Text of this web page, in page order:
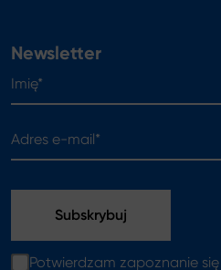
Newsletter
Adres e-mail*
Potwierdzam zapoznanie